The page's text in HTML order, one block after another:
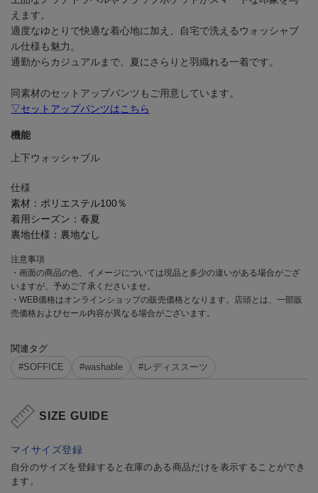
えます。
適度なゆとりで快適な着心地に加え、自宅で洗えるウォッシャブ
ル仕様も魅力。
通勤からカジュアルまで、夏にさらりと羽織れる一着です。
同素材のセットアップパンツもご用意しています。
▽セットアップパンツはこちら
機能
上下ウォッシャブル
仕様
素材： ポリエステル100％
着用シーズン： 春夏
裏地仕様： 裏地なし
注意事項
・画面の商品の色、イメージについては現品と多少の違いがある場合がござ
いますが、予めご了承くださいませ。
・WEB価格はオンラインショップの販売価格となります。店頭とは、一部販
売価格およびセール内容が異なる場合がございます。
関連タグ
#SOFFICE
#washable #レディススーツ
SIZE GUIDE
マイサイズ登録
自分のサイズを登録すると在庫のある商品だけを表示することができ
ます。